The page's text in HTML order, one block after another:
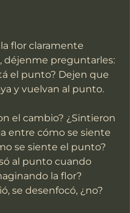
flor claramente
déjenme preguntarles:
el punto? Dejen que
y vuelvan al punto.
el cambio? ¿Sintieron
entre cómo se siente
se siente el punto?
al punto cuando
la flor?
se desenfocó, ¿no?